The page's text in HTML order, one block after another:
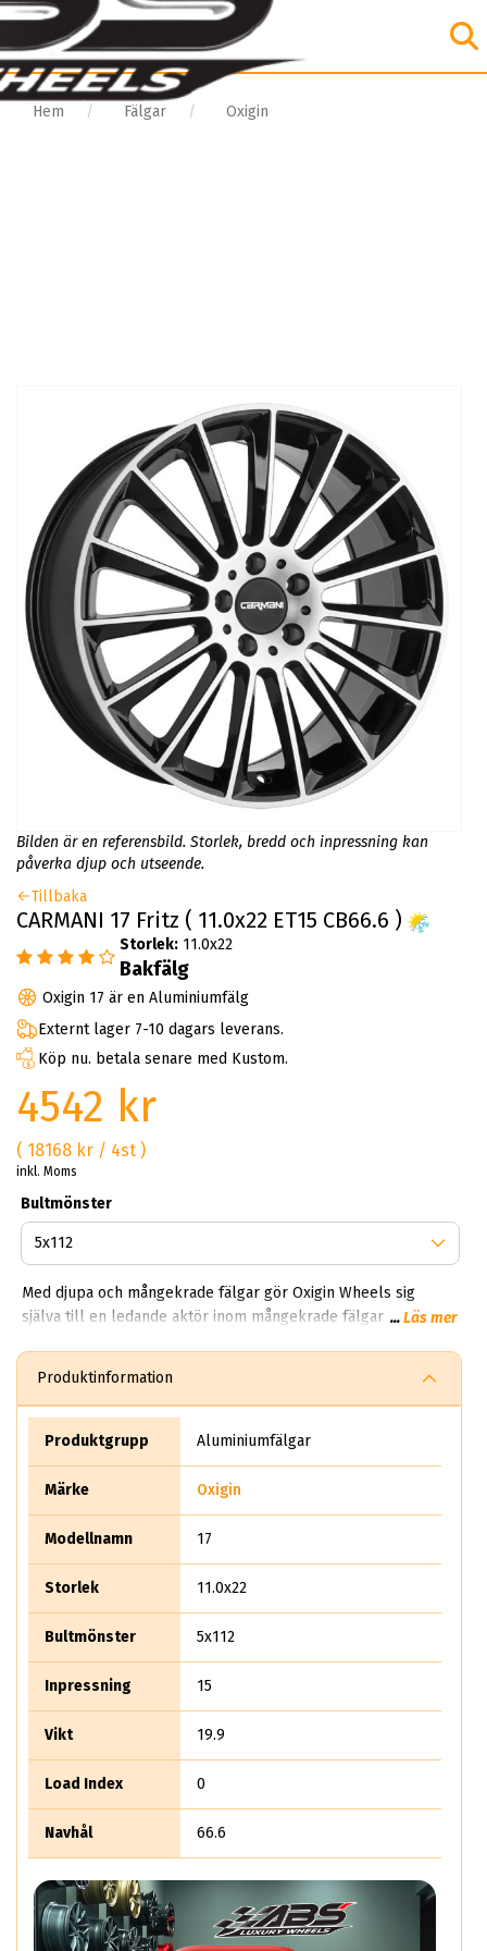
Hem Fälgar Oxigin
Bilden är en referensbild. Storlek, bredd och inpressning kan
påverka djup och utseende.
Tillbaka
CARMANI 17 Fritz ( 11.0x22 ET15 CB66.6 )
Storlek: 11.0x22
Bakfälg
Oxigin 17 är en Aluminiumfälg
Externt lager 7-10 dagars leverans.
Köp nu. betala senare med Kustom.
4542 kr
( 18168 kr / 4st )
inkl. Moms
Bultmönster
Med djupa och mångekrade fälgar gör Oxigin Wheels sig
själva till en ledande aktör inom mångekrade fälgar. Ingen
ekrar! Här kan du hitta svarta, gråa, mattgråa och mattsvarta.
Det har även skapat en mycket populär serie vid namn Oxigin
Konkav som skapats med en aggressiv utformning vilket ger
strukturen särhåller sin elastiska rundhet. Bland sina 8,5 * 19
...Läs mer
Produktinformation
Produktgrupp Aluminiumfälgar
Märke Oxigin
Modellnamn 17
Storlek 11.0x22
Bultmönster 5x112
Inpressning 15
Vikt 19.9
Load Index 0
Navhål 66.6